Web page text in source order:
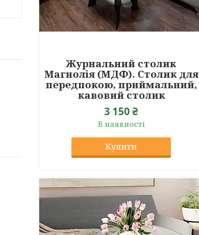
Журнальний столик
Магнолія (МДФ). Столик для
передпокою, приймальний,
кавовий столик
3 150 ₴
В наявності
Купити